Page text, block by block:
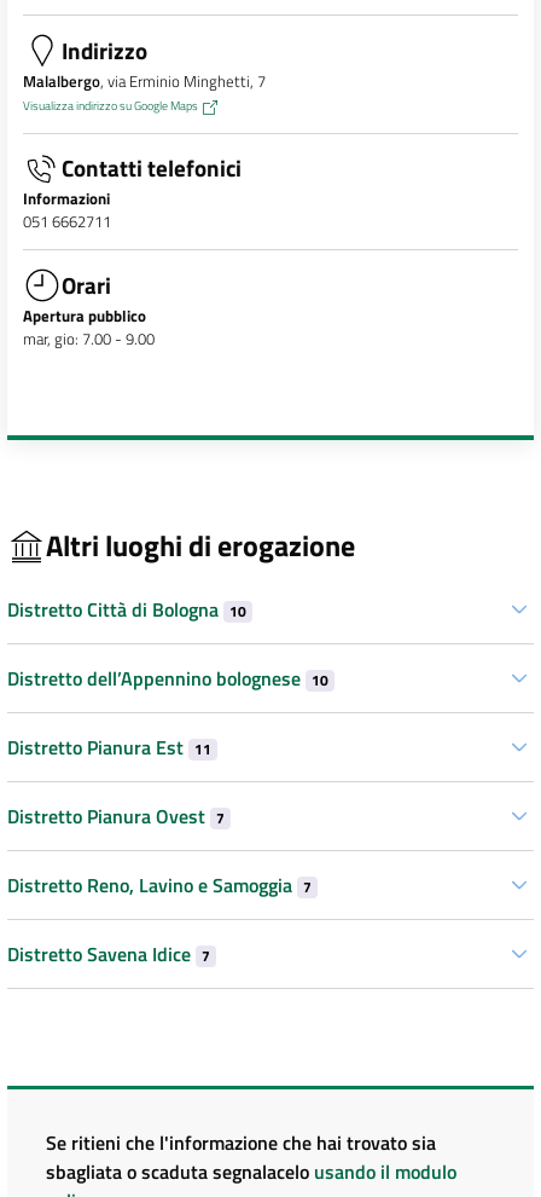
Indirizzo
Malalbergo, via Erminio Minghetti, 7
Visualizza indirizzo su Google Maps
Contatti telefonici
Informazioni
051 6662711
Orari
Apertura pubblico
mar, gio: 7.00 - 9.00
Altri luoghi di erogazione
Distretto Città di Bologna 10
Distretto dell’Appennino bolognese 10
Distretto Pianura Est 11
Distretto Pianura Ovest 7
Distretto Reno, Lavino e Samoggia 7
Distretto Savena Idice 7
Se ritieni che l'informazione che hai trovato sia
sbagliata o scaduta segnalacelo usando il modulo